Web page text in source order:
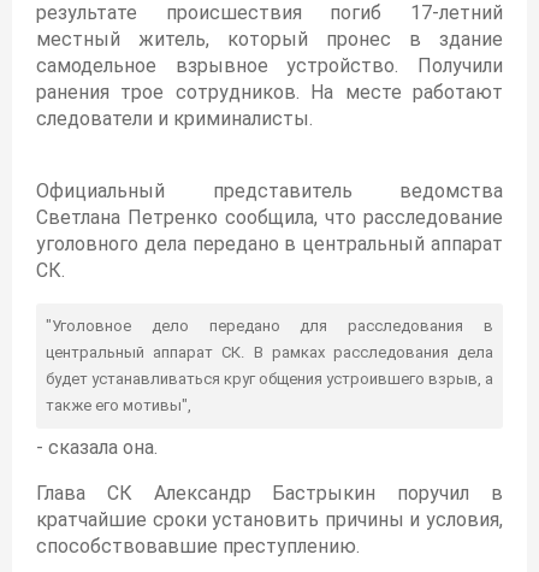
результате происшествия погиб 17-летний
местный житель, который пронес в здание
самодельное взрывное устройство. Получили
ранения трое сотрудников. На месте работают
следователи и криминалисты.
Официальный представитель ведомства
Светлана Петренко сообщила, что расследование
уголовного дела передано в центральный аппарат
СК.
"Уголовное дело передано для расследования в
центральный аппарат СК. В рамках расследования дела
будет устанавливаться круг общения устроившего взрыв, а
также его мотивы",
- сказала она.
Глава СК Александр Бастрыкин поручил в
кратчайшие сроки установить причины и условия,
способствовавшие преступлению.